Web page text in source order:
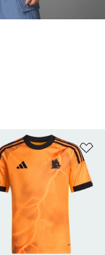
alla lista dei desideri